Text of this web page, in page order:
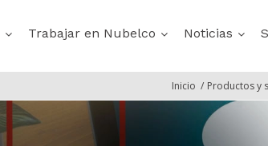
Trabajar en Nubelco Noticias
Inicio / Productos y